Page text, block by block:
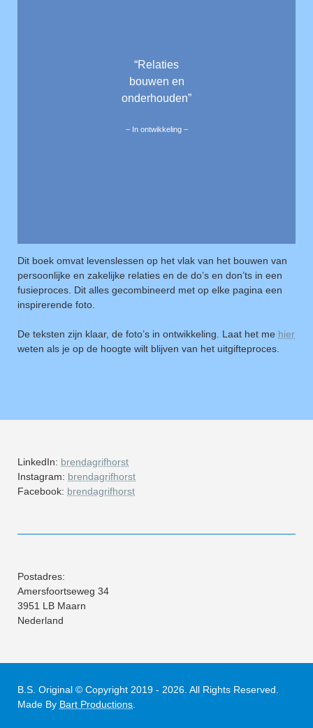
“Relaties
bouwen en
onderhouden”
– In ontwikkeling –
Dit boek omvat levenslessen op het vlak van het bouwen van
persoonlijke en zakelijke relaties en de do’s en don’ts in een
fusieproces. Dit alles gecombineerd met op elke pagina een
inspirerende foto.
De teksten zijn klaar, de foto’s in ontwikkeling. Laat het me hier
weten als je op de hoogte wilt blijven van het uitgifteproces.
LinkedIn: brendagrifhorst
Instagram: brendagrifhorst
Facebook: brendagrifhorst
Postadres:
Amersfoortseweg 34
3951 LB Maarn
Nederland
B.S. Original © Copyright 2019 - 2026. All Rights Reserved.
Made By Bart Productions.